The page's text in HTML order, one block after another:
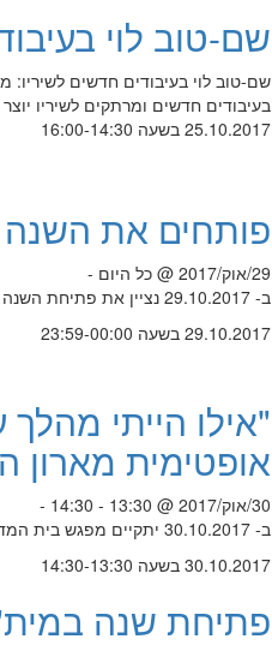
שם-טוב לוי
בעיבודים חדשים ומרתקים לשיריו
25.10.2017 בשעה 16:00-14:30
פותחים את השנה
29/אוק/2017 @ כל היום -
ב- 29.10.2017 נציין את פתיחת השנה בדגש על שמירה על הסביבה שאנו חיים בה.
29.10.2017 בשעה 23:59-00:00
"אילו הייתי
אופטימית מארון
30/אוק/2017 @ 13:30 - 14:30 -
ב- 30.10.2017 יתקיים מפגש בית המדרש הפתוח של החוג למחשבת ישראל
30.10.2017 בשעה 14:30-13:30
פתיחת שנה